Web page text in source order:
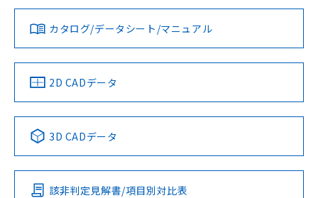
上、n: 27mm以上
検出領域
ダウンロードデータをご利用いただく前に、以下を必ずお読
みください。
ソフトウェアの使用条件
この製品のRoHS/REACH対応状況ページへ
LR型式承認
（イギリス
船舶規格）
DNV型式承認
（ノルウェー
BV型式承認
（フランス
KR型式
（韓国
No No No No
この製品の規格認証/適合状況ページへ
その他の認証はこちらのページからご検索ください
カタログ/データシート/マニュアル
2D CADデータ
3D CADデータ
該非判定見解書/項目別対比表